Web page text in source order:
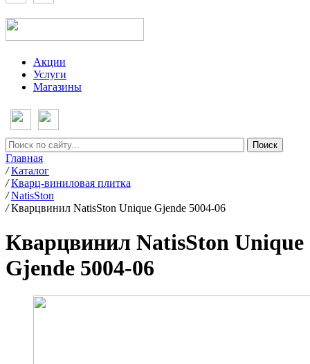
Акции
Услуги
Магазины
Главная
/ Каталог
/ Кварц-виниловая плитка
/ NatisSton
/ Кварцвинил NatisSton Unique Gjende 5004-06
Кварцвинил NatisSton Unique
Gjende 5004-06